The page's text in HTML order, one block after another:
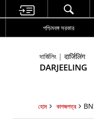
পশ্চিমবঙ্গ সরকার
দার্জিলিং | दार्जिलिंग
DARJEELING
হোম কাগজপত্র